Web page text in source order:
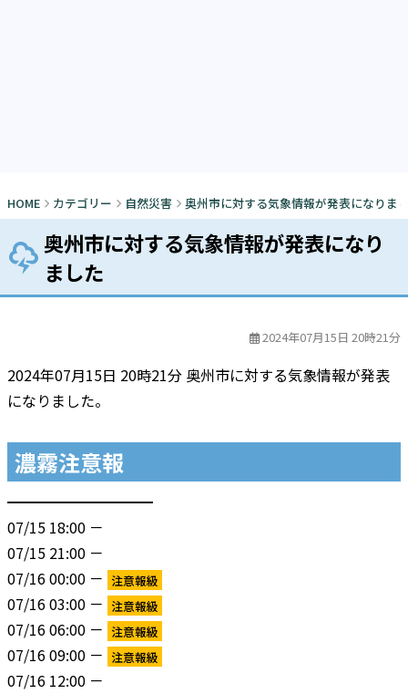
HOME カテゴリー 自然災害 奥州市に対する気象情報が発表になりま
奥州市に対する気象情報が発表になり
ました
2024年07月15日 20時21分
2024年07月15日 20時21分 奥州市に対する気象情報が発表
になりました。
濃霧注意報
━━━━━━━━━━
07/15 18:00 －
07/15 21:00 －
07/16 00:00 － 注意報級
07/16 03:00 － 注意報級
07/16 06:00 － 注意報級
07/16 09:00 － 注意報級
07/16 12:00 －